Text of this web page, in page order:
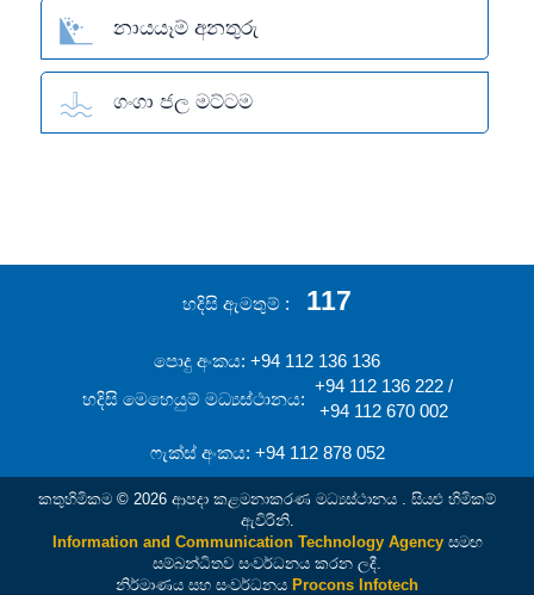
නායයෑම් අනතුරු
ගංගා ජල මට්ටම
හදිසි ඇමතුම් 117
පොදු අංකය: +94 112 136 136
හදිසි මෙහෙයුම් මධ්‍යස්ථානය:
+94 112 136 222 /
+94 112 670 002
ෆැක්ස් අංකය: +94 112 878 052
කතුහිමිකම © 2026 ආපදා කළමනාකරණ මධ්‍යස්ථානය . සියළු හිමිකම්
ඇවිරිනි.
Information and Communication Technology Agencyසමඟ
සම්බන්ධිතව සංවර්ධනය කරන ලදී.
නිර්මාණය සහ සංවර්ධනය Procons Infotech